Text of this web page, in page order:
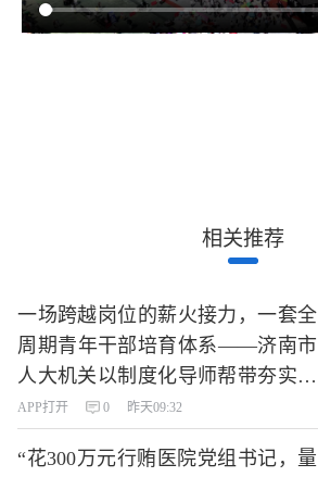
相关推荐
一场跨越岗位的薪火接力，一套全
周期青年干部培育体系——济南市
人大机关以制度化导师帮带夯实干
部队伍根基
APP打开 0 昨天09:32
“花300万元行贿医院党组书记，量